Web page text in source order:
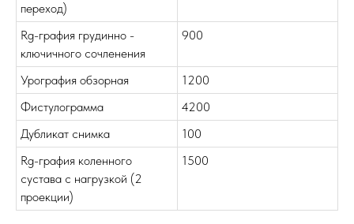
переход)
Rg-графия грудинно -
ключичного сочленения
900
Урография обзорная
1200
Фистулограмма
4200
Дубликат снимка
100
Rg-графия коленного
сустава с нагрузкой (2
проекции)
1500